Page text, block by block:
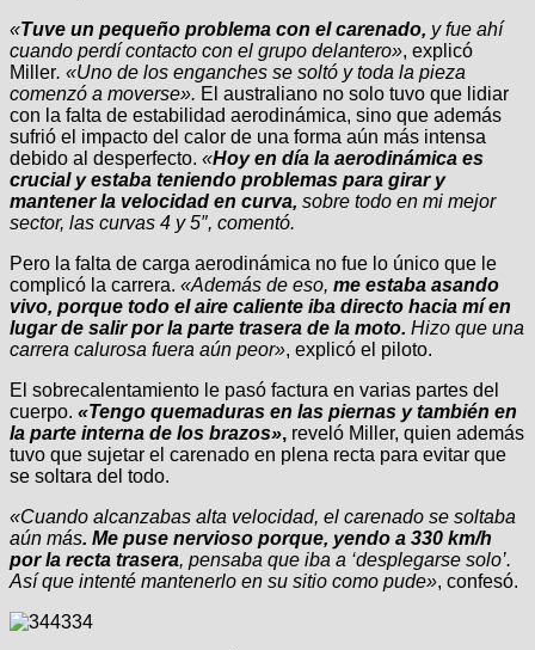
«Tuve un pequeño problema con el carenado, y fue ahí
cuando perdí contacto con el grupo delantero», explicó
Miller. «Uno de los enganches se soltó y toda la pieza
comenzó a moverse». El australiano no solo tuvo que lidiar
con la falta de estabilidad aerodinámica, sino que además
sufrió el impacto del calor de una forma aún más intensa
debido al desperfecto. «Hoy en día la aerodinámica es
crucial y estaba teniendo problemas para girar y
mantener la velocidad en curva, sobre todo en mi mejor
sector, las curvas 4 y 5″, comentó.
Pero la falta de carga aerodinámica no fue lo único que le
complicó la carrera. «Además de eso, me estaba asando
vivo, porque todo el aire caliente iba directo hacia mí en
lugar de salir por la parte trasera de la moto. Hizo que una
carrera calurosa fuera aún peor», explicó el piloto.
El sobrecalentamiento le pasó factura en varias partes del
cuerpo. «Tengo quemaduras en las piernas y también en
la parte interna de los brazos», reveló Miller, quien además
tuvo que sujetar el carenado en plena recta para evitar que
se soltara del todo.
«Cuando alcanzabas alta velocidad, el carenado se soltaba
aún más. Me puse nervioso porque, yendo a 330 km/h
por la recta trasera, pensaba que iba a ‘desplegarse solo’.
Así que intenté mantenerlo en su sitio como pude», confesó.